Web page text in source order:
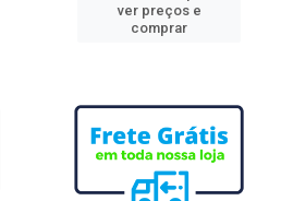
ver preços e
comprar